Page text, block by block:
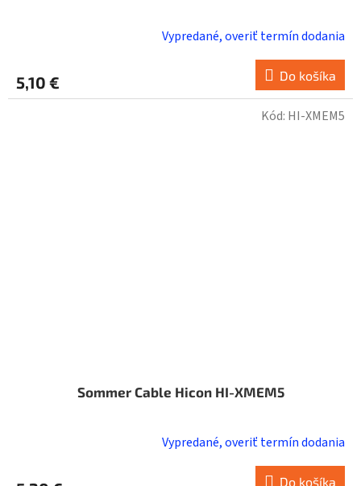
Vypredané, overiť termín dodania
5,10 € Do košíka
Sommer Cable Hicon HI-XMEM5
Vypredané, overiť termín dodania
Do košíka
Kód: HI-XMEM5